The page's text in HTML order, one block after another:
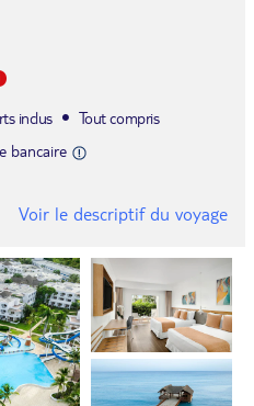
inclus
Tout compris
bancaire
Voir le descriptif du voyage